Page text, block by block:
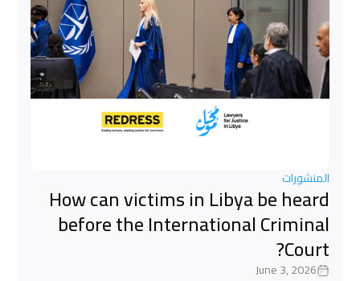
المنشورات
How can victims in Libya be heard
before the International Criminal
Court?
June 3, 2026